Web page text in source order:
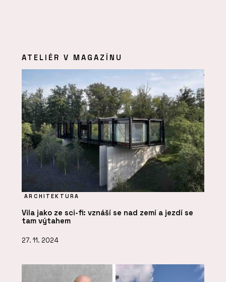
ATELIÉR V MAGAZÍNU
ARCHITEKTURA
Vila jako ze sci-fi: vznáší se nad zemí a jezdí se
tam výtahem
27. 11. 2024